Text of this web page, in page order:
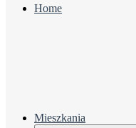
Home
Mieszkania